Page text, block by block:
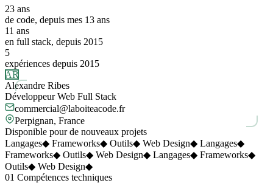
23 ans
de code, depuis mes 13 ans
11 ans
en full stack, depuis 2015
5
expériences depuis 2015
AR
Alexandre Ribes
Développeur Web Full Stack
commercial@laboiteacode.fr
Perpignan, France
Disponible pour de nouveaux projets
Langages◆ Frameworks◆ Outils◆ Web Design◆ Langages◆
Frameworks◆ Outils◆ Web Design◆ Langages◆ Frameworks◆
Outils◆ Web Design◆
01 Compétences techniques